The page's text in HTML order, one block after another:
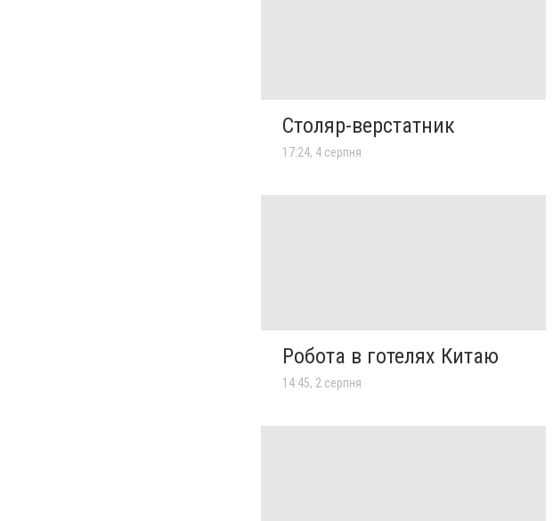
Столяр-верстатник
17:24, 4 серпня
Робота в готелях Китаю
14:45, 2 серпня